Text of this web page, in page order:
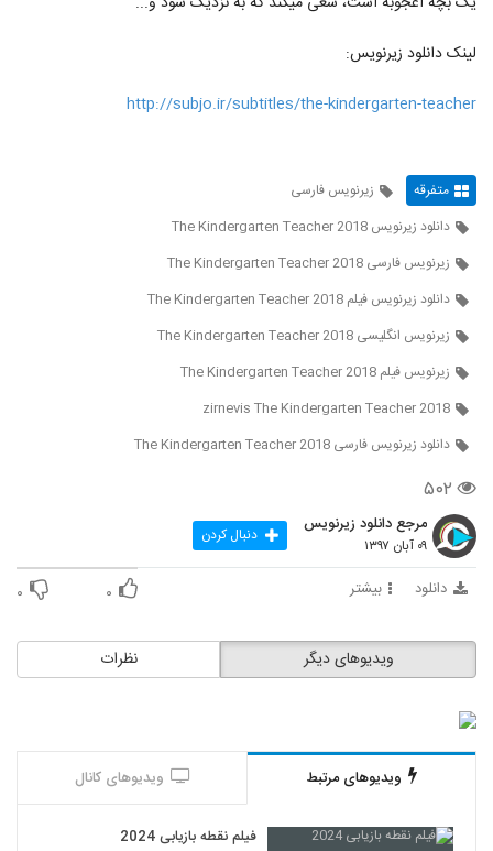
لینک دانلود زیرنویس:
http://subjo.ir/subtitles/the-kindergarten-teacher
متفرقه
زیرنویس فارسی
دانلود زیرنویس The Kindergarten Teacher 2018
زیرنویس فارسی The Kindergarten Teacher 2018
دانلود زیرنویس فیلم The Kindergarten Teacher 2018
زیرنویس انگلیسی The Kindergarten Teacher 2018
زیرنویس فیلم The Kindergarten Teacher 2018
zirnevis The Kindergarten Teacher 2018
دانلود زیرنویس فارسی The Kindergarten Teacher 2018
۵۰۲
مرجع دانلود زیرنویس
۰۹ آبان ۱۳۹۷ دنبال کردن
دانلود بیشتر ۰ ۰
نظرات ویدیوهای دیگر
ویدیوهای مرتبط ویدیوهای کانال
فیلم نقطه بازیابی 2024